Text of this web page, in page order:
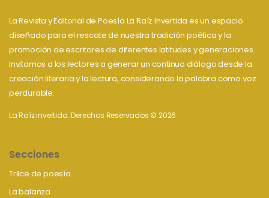
La Revista y Editorial de Poesía La Raíz Invertida es un espacio
diseñado para el rescate de nuestra tradición poética y la
promoción de escritores de diferentes latitudes y generaciones.
Invitamos a los lectores a generar un continuo diálogo desde la
creación literaria y la lectura, considerando la palabra como voz
perdurable.
La Raíz invertida. Derechos Reservados © 2026
Secciones
Trilce de poesía
La balanza